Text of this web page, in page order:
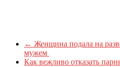
← Женщина подала на
мужем
Как вежливо отказать